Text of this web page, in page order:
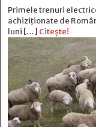
Primele trenuri
achiziționate de
luni […] Citește!